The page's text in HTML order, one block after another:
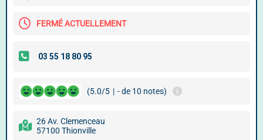
FERMÉ ACTUELLEMENT
(5.0/5 | - de 10 notes)
26 Av. Clemenceau
57100 Thionville